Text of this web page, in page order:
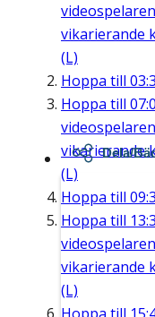
videospelaren
vikarierande
(L)
Hoppa till
Hoppa till
videospelaren
vikarierande
(L)
Hoppa till
Hoppa till
videospelaren
vikarierande
(L)
Dela/